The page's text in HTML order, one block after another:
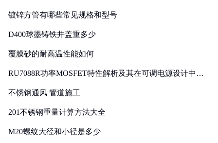
镀锌方管有哪些常见规格和型号
D400球墨铸铁井盖重多少
覆膜砂的耐高温性能如何
RU7088R功率MOSFET特性解析及其在可调电源设计中的
不锈钢通风 管道施工
201不锈钢重量计算方法大全
M20螺纹大径和小径是多少